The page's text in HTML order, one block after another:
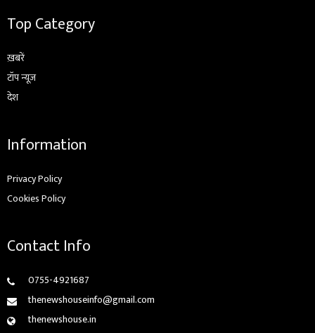
Top Category
ख़बरें
टॉप न्यूज़
देश
Information
Privacy Policy
Cookies Policy
Contact Info
0755-4921687
thenewshouseinfo@gmail.com
thenewshouse.in